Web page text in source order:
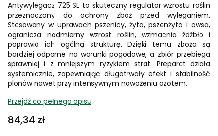
Antywylegacz 725 SL to skuteczny regulator wzrostu roślin
przeznaczony do ochrony zbóż przed wyleganiem.
Stosowany w uprawach pszenicy, żyta, pszenżyta i owsa,
ogranicza nadmierny wzrost roślin, wzmacnia źdźbło i
poprawia ich ogólną strukturę. Dzięki temu zboża są
bardziej odporne na warunki pogodowe, a zbiór przebiega
sprawniej i z mniejszym ryzykiem strat. Preparat działa
systemicznie, zapewniając długotrwały efekt i stabilność
plonów nawet przy intensywnym nawożeniu azotem.
Przejdź do pełnego opisu
Cena
84,34 zł